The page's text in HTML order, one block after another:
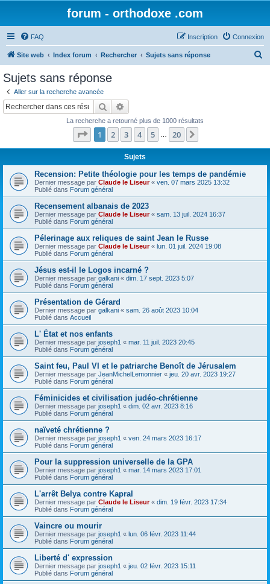
forum - orthodoxe .com
FAQ Connexion
Inscription
Site web Index forum Rechercher Sujets sans réponse
Sujets sans réponse
Aller sur la recherche avancée
Rechercher
La recherche a retourné plus de 1000 résultats
Page 1sur20
1 2 3 4 5 20
Sujets
Recension: Petite théologie pour les temps de pandémie
Dernier message par Claude le Liseur« ven. 07 mars 2025 13:32
Publié dans Forum général
Recensement albanais de 2023
Dernier message par Claude le Liseur« sam. 13 juil. 2024 16:37
Publié dans Forum général
Pélerinage aux reliques de saint Jean le Russe
Dernier message par Claude le Liseur« lun. 01 juil. 2024 19:08
Publié dans Forum général
Jésus est-il le Logos incarné ?
Dernier message par galkani « dim. 17 sept. 2023 5:07
Publié dans Forum général
Présentation de Gérard
Dernier message par galkani « sam. 26 août 2023 10:04
Publié dans Accueil
L' État et nos enfants
Dernier message par joseph1 « mar. 11 juil. 2023 20:45
Publié dans Forum général
Saint feu, Paul VI et le patriarche Benoît de Jérusalem
Dernier message par JeanMichelLemonnier « jeu. 20 avr. 2023 19:27
Publié dans Forum général
Féminicides et civilisation judéo-chrétienne
Dernier message par joseph1 « dim. 02 avr. 2023 8:16
Publié dans Forum général
naïveté chrétienne ?
Dernier message par joseph1 « ven. 24 mars 2023 16:17
Publié dans Forum général
Pour la suppression universelle de la GPA
Dernier message par joseph1 « mar. 14 mars 2023 17:01
Publié dans Forum général
L'arrêt Belya contre Kapral
Dernier message par Claude le Liseur« dim. 19 févr. 2023 17:34
Publié dans Forum général
Vaincre ou mourir
Dernier message par joseph1 « lun. 06 févr. 2023 11:44
Publié dans Forum général
Liberté d' expression
Dernier message par joseph1 « jeu. 02 févr. 2023 15:11
Publié dans Forum général